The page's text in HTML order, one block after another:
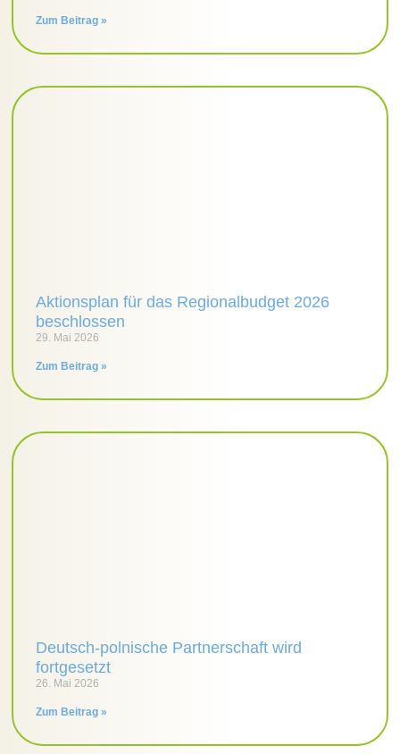
Zum Beitrag »
Aktionsplan für das Regionalbudget 2026
beschlossen
29. Mai 2026
Zum Beitrag »
Deutsch-polnische Partnerschaft wird
fortgesetzt
26. Mai 2026
Zum Beitrag »